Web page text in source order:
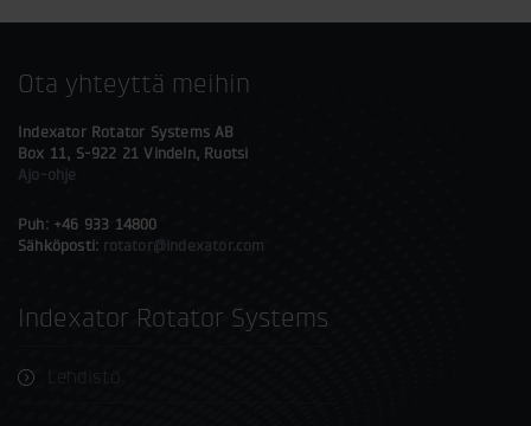
Ota yhteyttä meihin
Indexator Rotator Systems AB
Box 11, S-922 21 Vindeln, Ruotsi
Ajo-ohje
Puh: +46 933 14800
Sähköposti: rotator@indexator.com
Indexator Rotator Systems
Lehdistö